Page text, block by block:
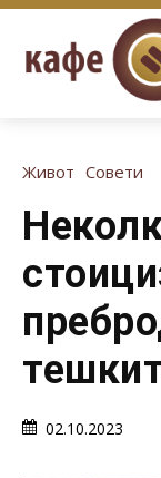
Живот Совети
02.10.2023